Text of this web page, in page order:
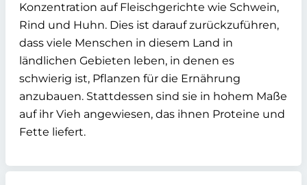
Konzentration auf Fleischgerichte wie Schwein,
Rind und Huhn. Dies ist darauf zurückzuführen,
dass viele Menschen in diesem Land in
ländlichen Gebieten leben, in denen es
schwierig ist, Pflanzen für die Ernährung
anzubauen. Stattdessen sind sie in hohem Maße
auf ihr Vieh angewiesen, das ihnen Proteine und
Fette liefert.